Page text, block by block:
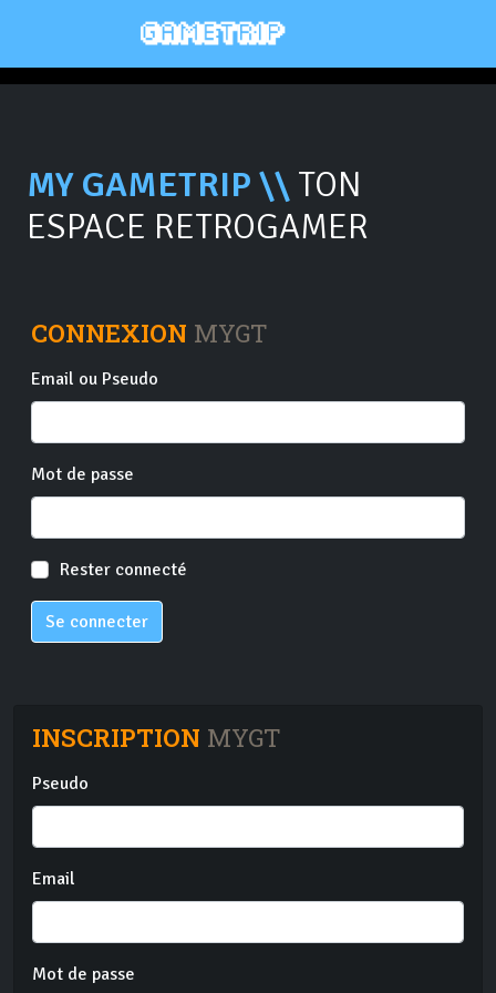
MY GAMETRIP \\ TON
ESPACE RETROGAMER
CONNEXION MYGT
Email ou Pseudo
Mot de passe
Rester connecté
Se connecter
INSCRIPTION MYGT
Pseudo
Email
Mot de passe